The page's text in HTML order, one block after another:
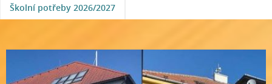
Školní potřeby 2026/2027